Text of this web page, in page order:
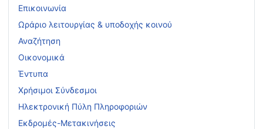
Επικοινωνία
Ωράριο λειτουργίας & υποδοχής κοινού
Αναζήτηση
Οικονομικά
Έντυπα
Χρήσιμοι Σύνδεσμοι
Ηλεκτρονική Πύλη Πληροφοριών
Εκδρομές-Μετακινήσεις